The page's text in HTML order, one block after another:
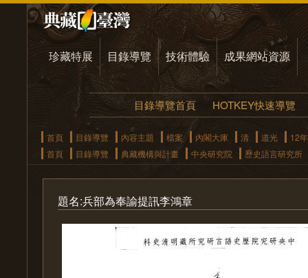
珍藏特展 目錄導覽 技術體驗 成果網站資源
目錄導覽首頁 HOTKEY快速導覽
首頁 目錄導覽 內容主題 檔案 內閣大庫 清 道光
12年
首頁
目錄導覽 典藏機構與計畫 中央研究院 歷史語言研究所
題名:兵部為奉諭提訊李鴻章